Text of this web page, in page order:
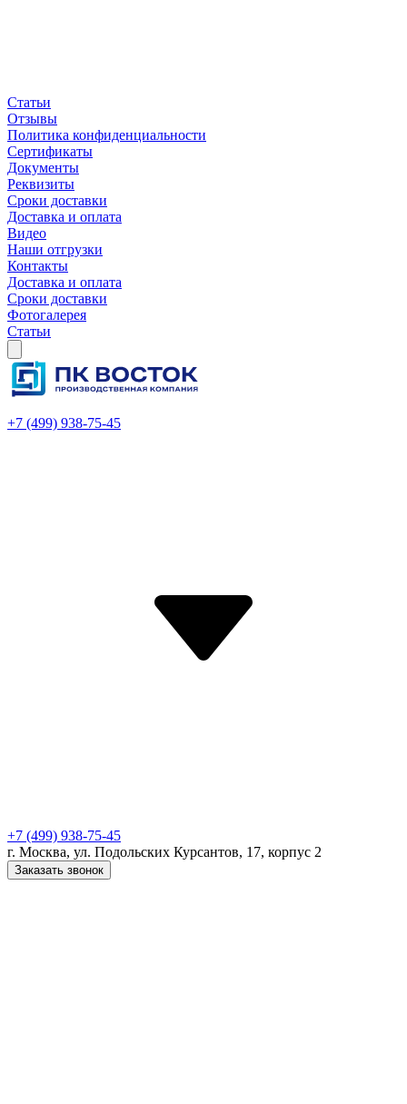
Статьи
Отзывы
Политика конфиденциальности
Сертификаты
Документы
Реквизиты
Сроки доставки
Доставка и оплата
Видео
Наши отгрузки
Контакты
Доставка и оплата
Сроки доставки
Фотогалерея
Статьи
+7 (499) 938-75-45
+7 (499) 938-75-45
г. Москва, ул. Подольских Курсантов, 17, корпус 2
Заказать звонок